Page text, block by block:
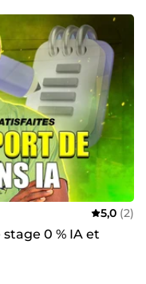
5,0 (2)
0 % IA et